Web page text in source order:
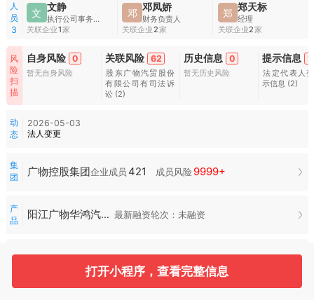
人
员
3
文 文静
执行公司事务的董事
关联企业1家
邓 邓凤娇
财务负责人
关联企业 2家
郑 郑天标
经理
关联企业2家
风
险
扫
描
自身风险 0
暂无自身风险
关联风险 62
股东广物汽贸股份
有限公司有司法诉
讼 (2)
历史信息 0
暂无历史风险
提示信息
法定代表人
示信息 (2)
动
态
2026-05-03
法人变更
集
团
广物控股集团企业成员 421 成员风险 9999+
产
品
阳江广物华鸿汽车销售服务 最新融资轮次：未融资
用
司法案件 空壳扫描
打开小程序，查看完整信息